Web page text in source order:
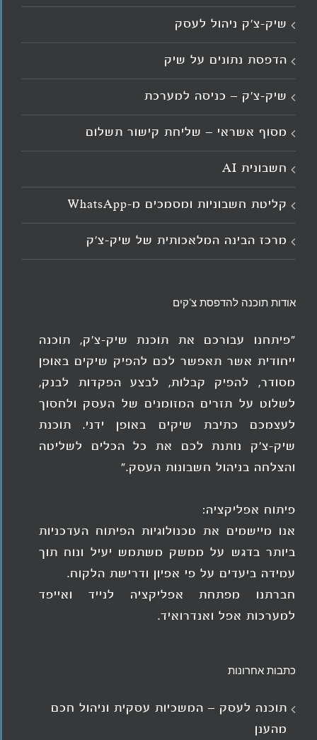
שיק-צ'ק ניהול לעסק
הדפסת נתונים על שיק
שיק-צ'ק – כניסה למערכת
מסוף אשראי – שליחת קישור תשלום
חשבונית AI
קליטת חשבוניות ומסמכים מ־WhatsApp
מרכז הבינה המלאכותית של שיק-צ'ק
אודות תוכנה להדפסת צ'קים
"פיתחנו עבורכם את תוכנת שיק-צ'ק, תוכנה
ייחודית אשר תאפשר לכם להפיק שיקים באופן
מסודר, להפיק קבלות, לבצע הפקדות לבנק,
לשלוט על תזרים המזומנים של העסק ולחסוך
לעצמכם כתיבת שיקים באופן ידני. תוכנת
שיק-צ'ק נותנת לכם את כל הכלים לשליטה
והצלחה בניהול חשבונות העסק."
פיתוח אפליקציה:
אנו מיישמים את טכנולוגיות הפיתוח העדכניות
ביותר בדגש על ממשק משתמש יעיל ונוח תוך
עמידה ביעדים על פי אפיון ודרישת הלקוח.
חברתנו מפתחת אפליקציה לנייד ואייפד
למערכות אפל ואנדרואיד.
כתבות אחרונות
תוכנה לעסק – המשכיות עסקית וניהול חכם
מהענן